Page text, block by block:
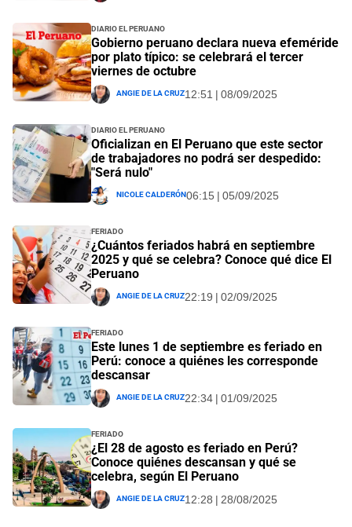
Diario El Peruano
Gobierno peruano declara nueva efeméride
por plato típico: se celebrará el tercer
viernes de octubre
Angie De La Cruz12:51 | 08/09/2025
Diario El Peruano
Oficializan en El Peruano que este sector
de trabajadores no podrá ser despedido:
"Será nulo"
Nicole Calderón06:15 | 05/09/2025
Feriado
¿Cuántos feriados habrá en septiembre
2025 y qué se celebra? Conoce qué dice El
Peruano
Angie De La Cruz22:19 | 02/09/2025
Feriado
Este lunes 1 de septiembre es feriado en
Perú: conoce a quiénes les corresponde
descansar
Angie De La Cruz22:34 | 01/09/2025
Feriado
¿El 28 de agosto es feriado en Perú?
Conoce quiénes descansan y qué se
celebra, según El Peruano
Angie De La Cruz12:28 | 28/08/2025